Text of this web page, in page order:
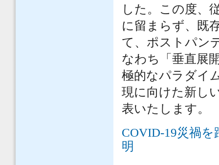
した。この度、
に留まらず、既
て、ポストパン
なわち「垂直展
極的なパラダイ
現に向けた新し
表いたします。
COVID-19災禍
明